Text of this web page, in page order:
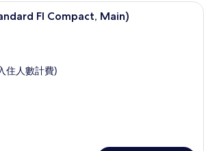
雙床房, 非吸煙房 (Standard Fl
Fl Compact, Main)
住人數計費)